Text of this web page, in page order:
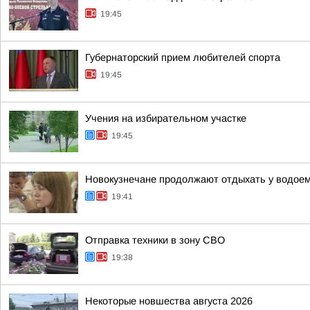
19:45
Губернаторский прием любителей спорта
19:45
Учения на избирательном участке
19:45
Новокузнечане продолжают отдыхать у
19:41
Отправка техники в зону СВО
19:38
Некоторые новшества августа 2026